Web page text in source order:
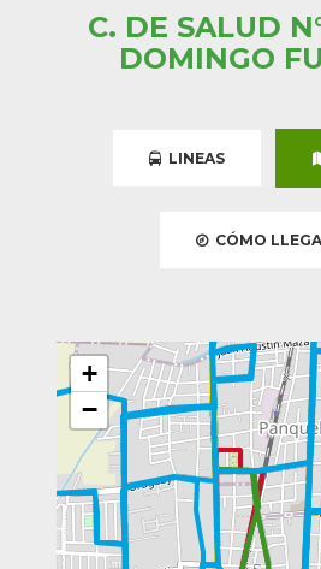
C. DE SALUD
DOMINGO
LINEAS
CÓMO
+
−